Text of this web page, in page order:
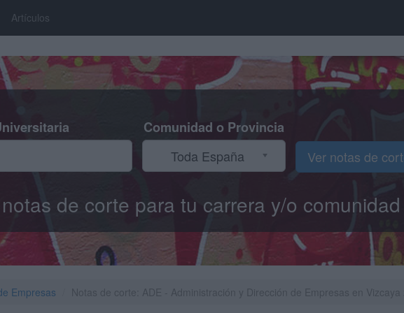
Artículos
Comunidad o Provincia
Toda España
Ver notas de
de corte para tu carrera y/o
Empresas